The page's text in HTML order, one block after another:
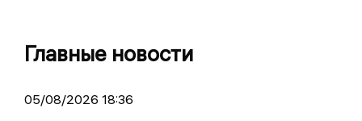
Главные новости
05/08/2026 18:36